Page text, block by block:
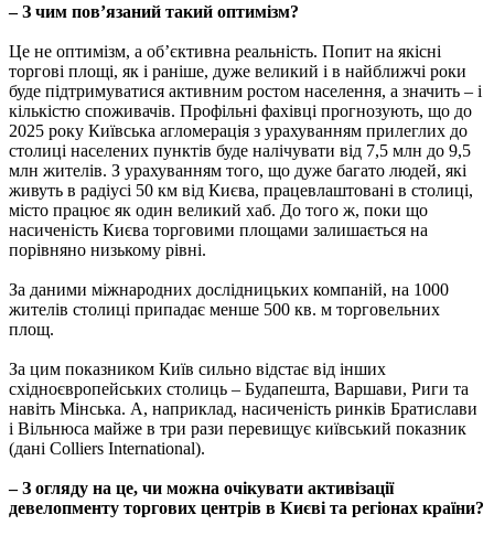
– З чим пов’язаний такий оптимізм?
Це не оптимізм, а об’єктивна реальність. Попит на якісні
торгові площі, як і раніше, дуже великий і в найближчі роки
буде підтримуватися активним ростом населення, а значить – і
кількістю споживачів. Профільні фахівці прогнозують, що до
2025 року Київська агломерація з урахуванням прилеглих до
столиці населених пунктів буде налічувати від 7,5 млн до 9,5
млн жителів. З урахуванням того, що дуже багато людей, які
живуть в радіусі 50 км від Києва, працевлаштовані в столиці,
місто працює як один великий хаб. До того ж, поки що
насиченість Києва торговими площами залишається на
порівняно низькому рівні.
За даними міжнародних дослідницьких компаній, на 1000
жителів столиці припадає менше 500 кв. м торговельних
площ.
За цим показником Київ сильно відстає від інших
східноєвропейських столиць – Будапешта, Варшави, Риги та
навіть Мінська. А, наприклад, насиченість ринків Братислави
і Вільнюса майже в три рази перевищує київський показник
(дані Colliers International).
– З огляду на це, чи можна очікувати активізації
девелопменту торгових центрів в Києві та регіонах країни?